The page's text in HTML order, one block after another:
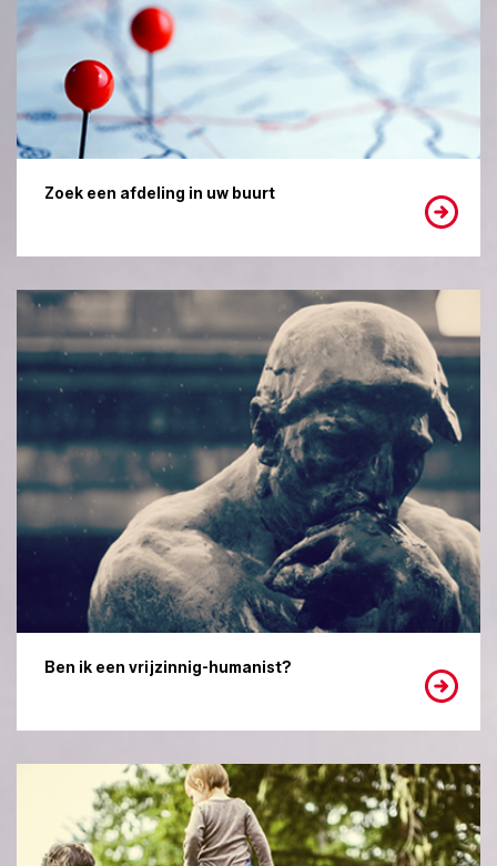
Zoek een afdeling in uw buurt
Ben ik een vrijzinnig-humanist?